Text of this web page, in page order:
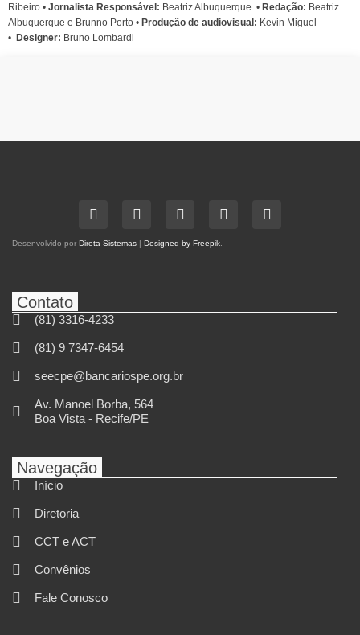
Ribeiro • Jornalista Responsável: Beatriz Albuquerque • Redação: Beatriz
Albuquerque e Brunno Porto • Produção de audiovisual: Kevin Miguel
• Designer: Bruno Lombardi
Desenvolvido por Direta Sistemas | Designed by Freepik
Contato
(81) 3316-4233
(81) 9 7347-6454
seecpe@bancariospe.org.br
Av. Manoel Borba, 564
Boa Vista - Recife/PE
Navegação
Início
Diretoria
CCT e ACT
Convênios
Fale Conosco